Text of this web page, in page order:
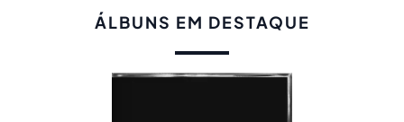
ÁLBUNS EM DESTAQUE